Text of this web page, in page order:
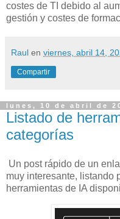
costes de TI debido al
gestión y costes de
Raul en viernes, abril 14,
Compartir
lunes, 10 de abril de
Listado de
categorías
Un post rápido de un
muy interesante, listando
herramientas de IA